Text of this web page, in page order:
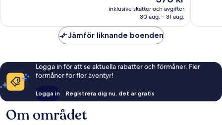
är
570 kr
inklusive skatter och avgifter
30 aug. – 31 aug.
Jämför liknande boenden
Logga in för att se aktuella rabatter och förmåner. Fler
förmåner för fler äventyr!
Logga in Registrera dig nu, det är gratis
Om området